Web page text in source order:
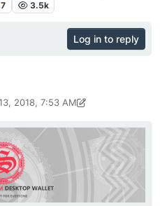
7 3.5k
Log in to reply
2018, 7:53 AM
Apr 30, 2018, 1:43 AM